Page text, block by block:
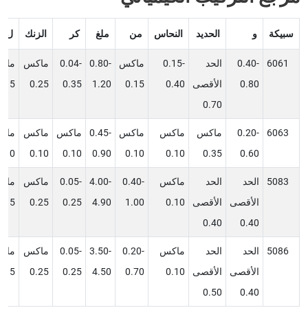
سبيكة و الحديد النحاس من ملغ كر الزنك ل
6061
0.40-
0.80
الحد
الأقصى
0.70
0.15-
0.40
ماكس
0.15
0.80-
1.20
0.04-
0.35
ماكس
0.25
6063
0.20-
0.60
ماكس
0.35
ماكس
0.10
ماكس
0.10
0.45-
0.90
ماكس
0.10
ماكس
0.10
5083
الحد
الأقصى
0.40
الحد
الأقصى
0.40
ماكس
0.10
0.40-
1.00
4.00-
4.90
0.05-
0.25
ماكس
0.25
5086
الحد
الأقصى
0.40
الحد
الأقصى
0.50
ماكس
0.10
0.20-
0.70
3.50-
4.50
0.05-
0.25
ماكس
0.25